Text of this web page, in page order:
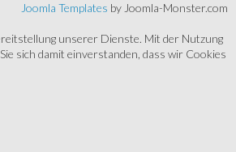
Joomla Templates by Joomla-Monster.com
unserer Dienste. Mit der Nutzung
sich damit einverstanden, dass wir Cookies